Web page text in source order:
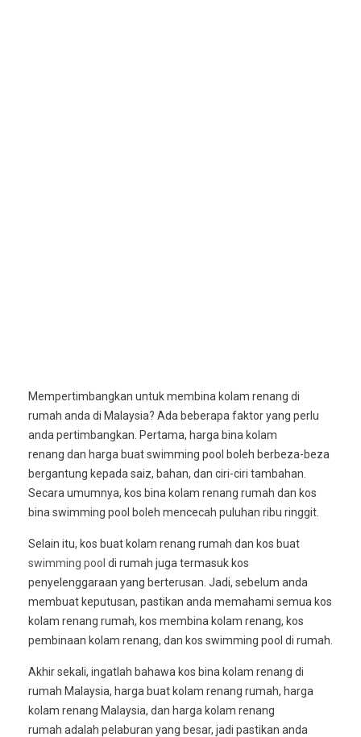
Mempertimbangkan untuk membina kolam renang di
rumah anda di Malaysia? Ada beberapa faktor yang perlu
anda pertimbangkan. Pertama, harga bina kolam
renang dan harga buat swimming pool boleh berbeza-beza
bergantung kepada saiz, bahan, dan ciri-ciri tambahan.
Secara umumnya, kos bina kolam renang rumah dan kos
bina swimming pool boleh mencecah puluhan ribu ringgit.
Selain itu, kos buat kolam renang rumah dan kos buat
swimming pool di rumah juga termasuk kos
penyelenggaraan yang berterusan. Jadi, sebelum anda
membuat keputusan, pastikan anda memahami semua kos
kolam renang rumah, kos membina kolam renang, kos
pembinaan kolam renang, dan kos swimming pool di rumah.
Akhir sekali, ingatlah bahawa kos bina kolam renang di
rumah Malaysia, harga buat kolam renang rumah, harga
kolam renang Malaysia, dan harga kolam renang
rumah adalah pelaburan yang besar, jadi pastikan anda